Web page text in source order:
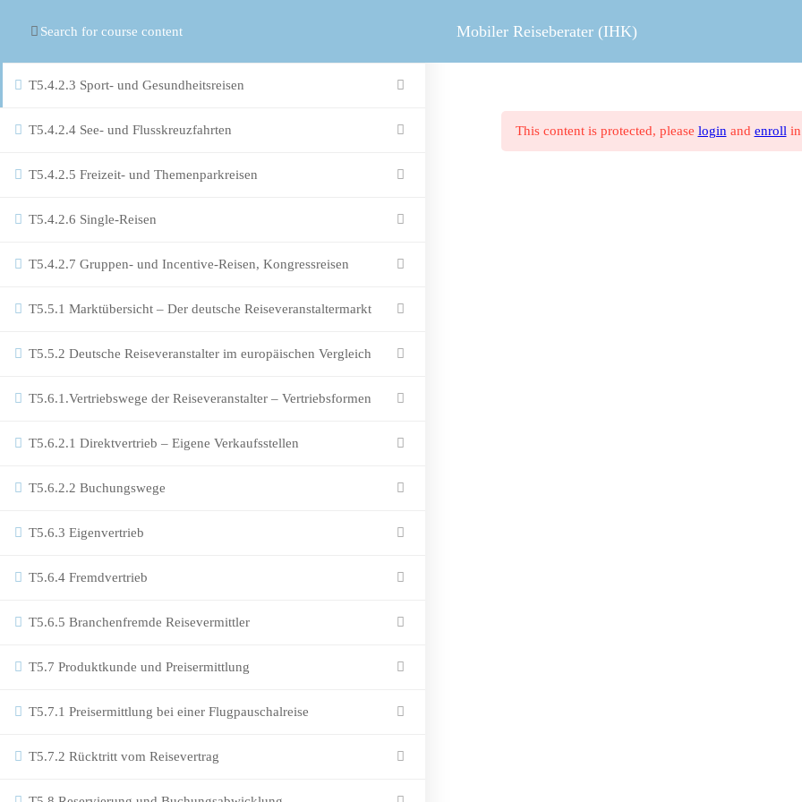
Mobiler Reiseberater (IHK)
T5.4.2.2 Cluburlaub
T5.4.2.3 Sport- und Gesundheitsreisen
T5.4.2.4 See- und Flusskreuzfahrten
T5.4.2.5 Freizeit- und Themenparkreisen
T5.4.2.6 Single-Reisen
T5.4.2.7 Gruppen- und Incentive-Reisen, Kongressreisen
T5.5.1 Marktübersicht – Der deutsche Reiseveranstaltermarkt
T5.5.2 Deutsche Reiseveranstalter im europäischen Vergleich
T5.6.1.Vertriebswege der Reiseveranstalter – Vertriebsformen
T5.6.2.1 Direktvertrieb – Eigene Verkaufsstellen
T5.6.2.2 Buchungswege
T5.6.3 Eigenvertrieb
T5.6.4 Fremdvertrieb
T5.6.5 Branchenfremde Reisevermittler
T5.7 Produktkunde und Preisermittlung
T5.7.1 Preisermittlung bei einer Flugpauschalreise
T5.7.2 Rücktritt vom Reisevertrag
This content is protected, please login and enroll
© CopyrightASR Berlin Reiseverband